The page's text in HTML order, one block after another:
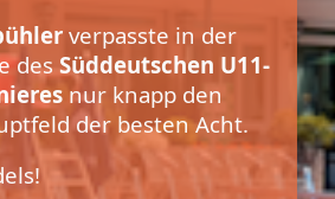
verpasste in der
desSüddeutschen U11-
nur knapp den
der besten Acht.